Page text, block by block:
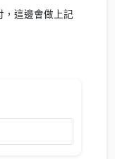
，這邊會做上記